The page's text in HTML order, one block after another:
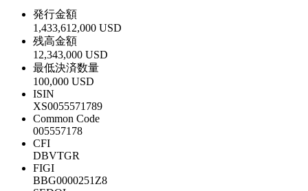
発行金額
1,433,612,000 USD
残高金額
12,343,000 USD
最低決済数量
100,000 USD
ISIN
XS0055571789
Common Code
005557178
CFI
DBVTGR
FIGI
BBG0000251Z8